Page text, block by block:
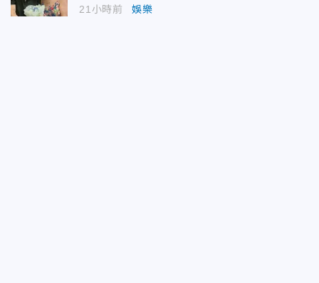
21小時前 娛樂